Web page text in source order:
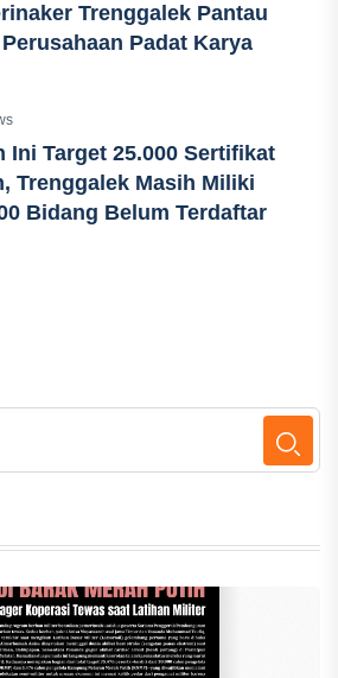
Trenggalek Pantau
Padat Karya
Ini Target 25.000 Sertifikat
Trenggalek Masih Miliki
Bidang Belum Terdaftar